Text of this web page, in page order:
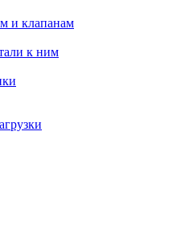
и клапанам
к ним